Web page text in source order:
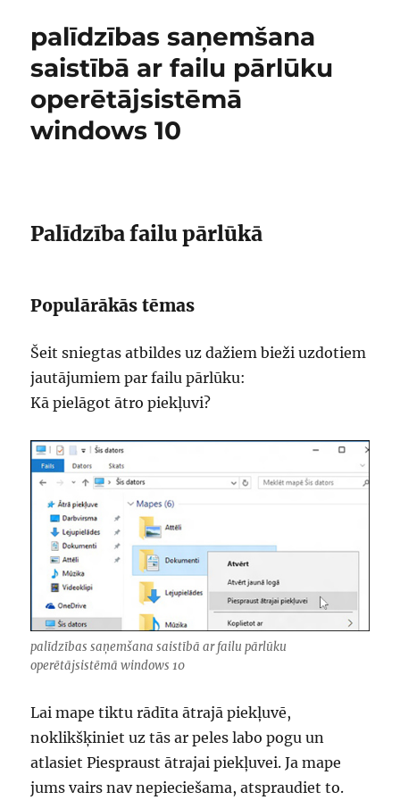
palīdzības saņemšana
saistībā ar failu pārlūku
operētājsistēmā
windows 10
Palīdzība failu pārlūkā
Populārākās tēmas
Šeit sniegtas atbildes uz dažiem bieži uzdotiem
jautājumiem par failu pārlūku:
Kā pielāgot ātro piekļuvi?
palīdzības saņemšana saistībā ar failu pārlūku
operētājsistēmā windows 10
Lai mape tiktu rādīta ātrajā piekļuvē,
noklikšķiniet uz tās ar peles labo pogu un
atlasiet Piespraust ātrajai piekļuvei. Ja mape
jums vairs nav nepieciešama, atspraudiet to.